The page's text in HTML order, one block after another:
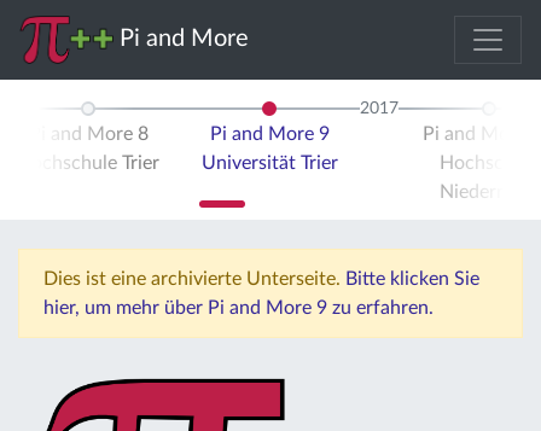
Pi and More
Pi and More 8
Hochschule Trier
Pi and More 9
Universität Trier
2017
Pi and More
Hochschule
Niederrhein
Dies ist eine archivierte Unterseite. Bitte klicken Sie
hier, um mehr über Pi and More 9 zu erfahren.